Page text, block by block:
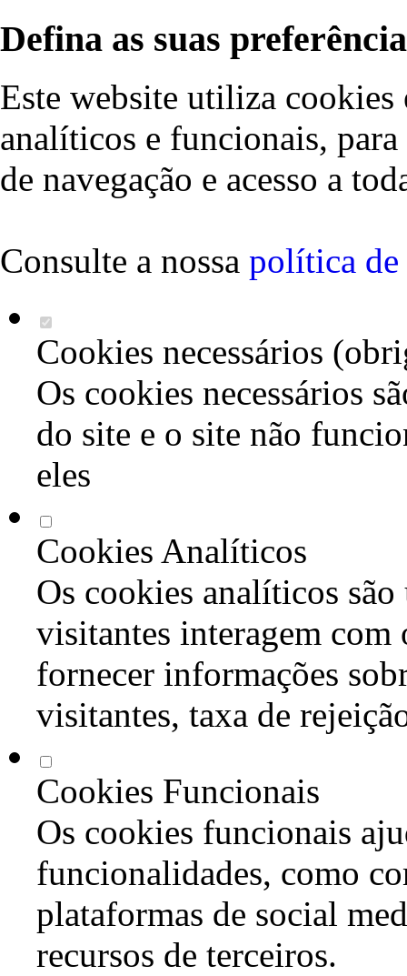
Defina as suas
Este website utiliza cookies
analíticos e funcionais,
de navegação e acesso a
Consulte a nossa política de
Cookies necessários
Os cookies necessários
do site e o site não
eles
Cookies Analíticos
Os cookies analíticos são
visitantes interagem com
fornecer informações
visitantes, taxa de
Cookies Funcionais
Os cookies funcionais
funcionalidades, como
plataformas de social
recursos de terceiros.